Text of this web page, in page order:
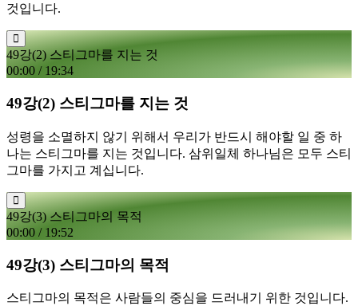
것입니다.
49강(2) 스티그마를 지는 것
00:00 / 19:34
49강(2) 스티그마를 지는 것
성령을 소멸하지 않기 위해서 우리가 반드시 해야할 일 중 하
나는 스티그마를 지는 것입니다. 삼위일체 하나님은 모두 스티
그마를 가지고 계십니다.
49강(3) 스티그마의 목적
00:00 / 19:52
49강(3) 스티그마의 목적
스티그마의 목적은 사람들의 중심을 드러내기 위한 것입니다.